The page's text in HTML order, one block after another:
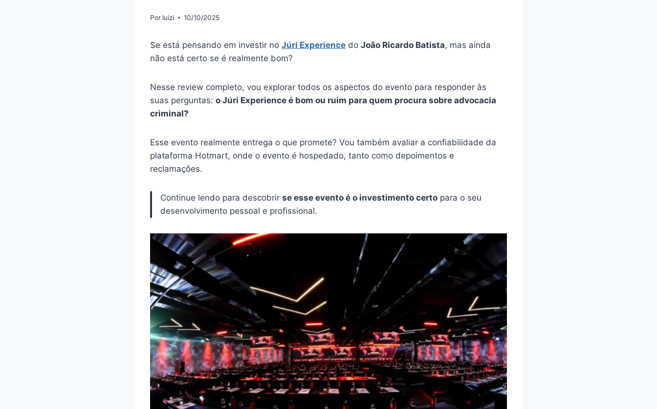
Por luizi 10/10/2025
Se está pensando em investir no Júri Experience do João Ricardo Batista, mas ainda
não está certo se é realmente bom?
Nesse review completo, vou explorar todos os aspectos do evento para responder às
suas perguntas: o Júri Experience é bom ou ruim para quem procura sobre advocacia
criminal?
Esse evento realmente entrega o que promete? Vou também avaliar a confiabilidade da
plataforma Hotmart, onde o evento é hospedado, tanto como depoimentos e
reclamações.
Continue lendo para descobrir se esse evento é o investimento certo para o seu
desenvolvimento pessoal e profissional.